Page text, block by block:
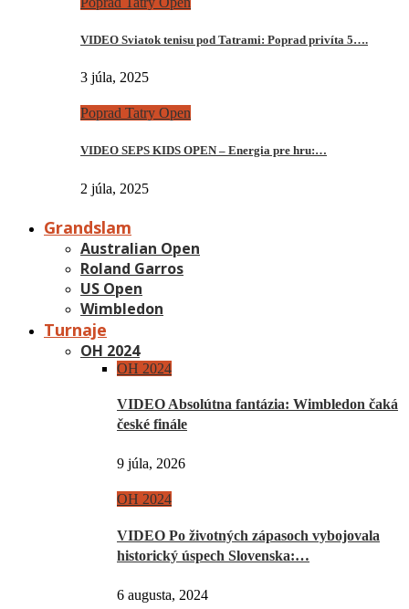
VIDEO Sviatok tenisu pod Tatrami: Poprad privíta 5….
3 júla, 2025
Poprad Tatry Open
VIDEO SEPS KIDS OPEN – Energia pre hru:…
2 júla, 2025
Grandslam
Australian Open
Roland Garros
US Open
Wimbledon
Turnaje
OH 2024
OH 2024
VIDEO Absolútna fantázia: Wimbledon čaká
české finále
9 júla, 2026
OH 2024
VIDEO Po životných zápasoch vybojovala
historický úspech Slovenska:…
6 augusta, 2024